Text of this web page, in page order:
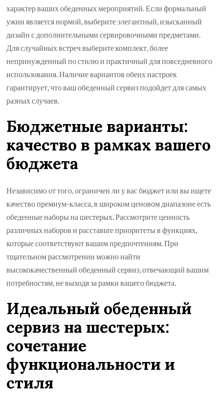
характер ваших обеденных мероприятий. Если формальный
ужин является нормой, выберите элегантный, изысканный
дизайн с дополнительными сервировочными предметами.
Для случайных встреч выберите комплект, более
непринужденный по стилю и практичный для повседневного
использования. Наличие вариантов обеих настроек
гарантирует, что ваш обеденный сервиз подойдет для самых
разных случаев.
Бюджетные варианты:
качество в рамках вашего
бюджета
Независимо от того, ограничен ли у вас бюджет или вы ищете
качество премиум-класса, в широком ценовом диапазоне есть
обеденные наборы на шестерых. Рассмотрите ценность
различных наборов и расставьте приоритеты в функциях,
которые соответствуют вашим предпочтениям. При
тщательном рассмотрении можно найти
высококачественный обеденный сервиз, отвечающий вашим
потребностям, не выходя за рамки вашего бюджета.
Идеальный обеденный
сервиз на шестерых:
сочетание
функциональности и
стиля